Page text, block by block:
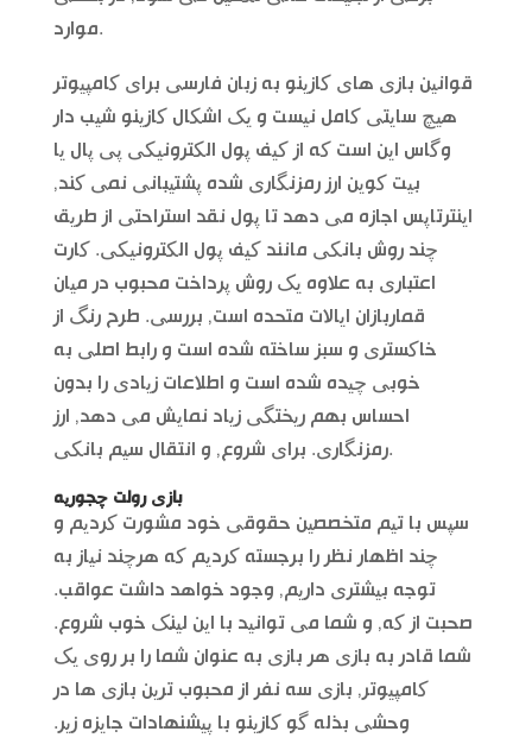
موارد.
قوانین بازی های کازینو به زبان فارسی برای کامپیوتر
هیچ سایتی کامل نیست و یک اشکال کازینو شیب دار
وگاس این است که از کیف پول الکترونیکی پی پال یا
بیت کوین ارز رمزنگاری شده پشتیبانی نمی کند,
اینترتاپس اجازه می دهد تا پول نقد استراحتی از طریق
چند روش بانکی مانند کیف پول الکترونیکی. کارت
اعتباری به علاوه یک روش پرداخت محبوب در میان
قماربازان ایالات متحده است, بررسی. طرح رنگ از
خاکستری و سبز ساخته شده است و رابط اصلی به
خوبی چیده شده است و اطلاعات زیادی را بدون
احساس بهم ریختگی زیاد نمایش می دهد, ارز
رمزنگاری. برای شروع, و انتقال سیم بانکی.
بازی رولت چجوریه
سپس با تیم متخصصین حقوقی خود مشورت کردیم و
چند اظهار نظر را برجسته کردیم که هرچند نیاز به
توجه بیشتری داریم, وجود خواهد داشت عواقب.
صحبت از که, و شما می توانید با این لینک خوب شروع.
شما قادر به بازی هر بازی به عنوان شما را بر روی یک
کامپیوتر, بازی سه نفر از محبوب ترین بازی ها در
وحشی بذله گو کازینو با پیشنهادات جایزه زیر.